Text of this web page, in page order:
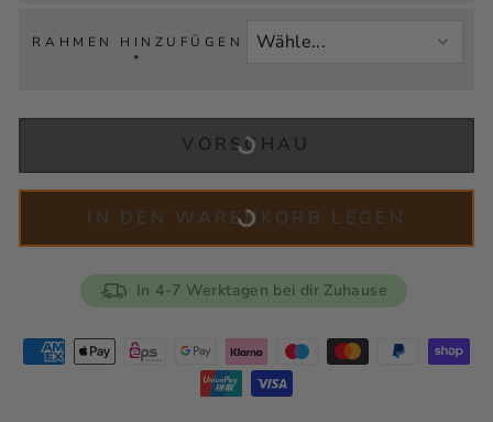
RAHMEN HINZUFÜGEN
*
VORSCHAU
IN DEN WARENKORB LEGEN
In 4-7 Werktagen bei dir Zuhause